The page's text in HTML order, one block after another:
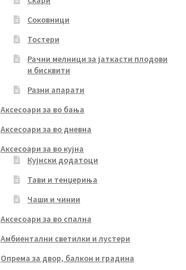
Соковници
Тостери
Рачни мелници за јаткасти плодови
и бисквити
Разни апарати
Аксесоари за во бања
Аксесоари за во дневна
Аксесоари за во кујна
Кујнски додатоци
Тави и тенџериња
Чаши и чинии
Аксесоари за во спална
Амбиентални светилки и лустери
Опрема за двор, балкон и градина